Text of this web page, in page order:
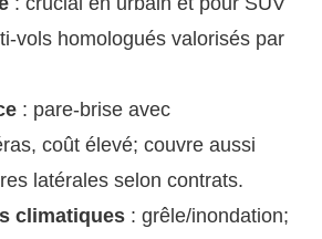
vols homologués valorisés par
: pare-brise avec
coût élevé; couvre aussi
latérales selon contrats.
climatiques : grêle/inondation;